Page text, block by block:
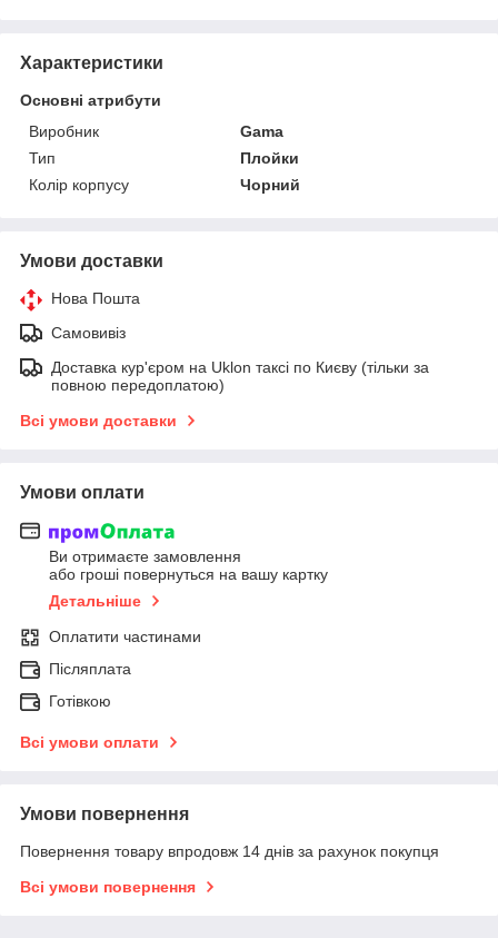
Характеристики
Основні атрибути
Виробник
Gama
Тип
Плойки
Колір корпусу
Чорний
Умови доставки
Нова Пошта
Самовивіз
Доставка кур'єром на Uklon таксі по Києву (тільки за
повною передоплатою)
Всі умови доставки
Умови оплати
Ви отримаєте замовлення
або гроші повернуться на вашу картку
Детальніше
Оплатити частинами
Післяплата
Готівкою
Всі умови оплати
Умови повернення
Повернення товару впродовж 14 днів за рахунок покупця
Всі умови повернення